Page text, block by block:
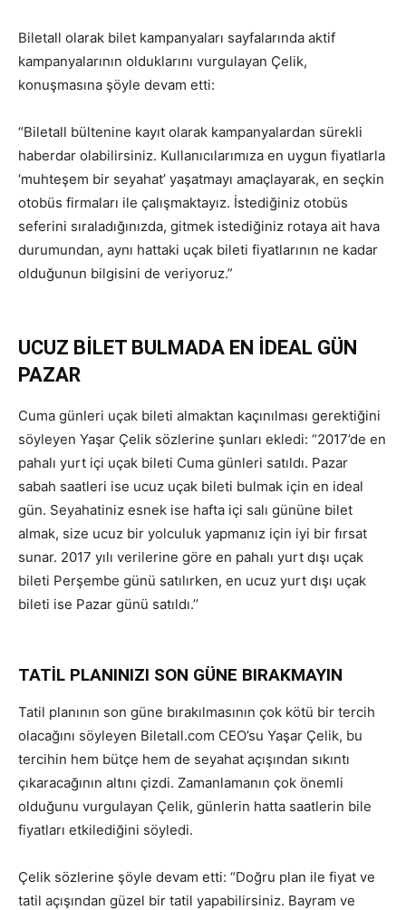
Biletall olarak bilet kampanyaları sayfalarında aktif
kampanyalarının olduklarını vurgulayan Çelik,
konuşmasına şöyle devam etti:
“Biletall bültenine kayıt olarak kampanyalardan sürekli
haberdar olabilirsiniz. Kullanıcılarımıza en uygun fiyatlarla
‘muhteşem bir seyahat’ yaşatmayı amaçlayarak, en seçkin
otobüs firmaları ile çalışmaktayız. İstediğiniz otobüs
seferini sıraladığınızda, gitmek istediğiniz rotaya ait hava
durumundan, aynı hattaki uçak bileti fiyatlarının ne kadar
olduğunun bilgisini de veriyoruz.”
UCUZ BİLET BULMADA EN İDEAL GÜN
PAZAR
Cuma günleri uçak bileti almaktan kaçınılması gerektiğini
söyleyen Yaşar Çelik sözlerine şunları ekledi: “2017’de en
pahalı yurt içi uçak bileti Cuma günleri satıldı. Pazar
sabah saatleri ise ucuz uçak bileti bulmak için en ideal
gün. Seyahatiniz esnek ise hafta içi salı gününe bilet
almak, size ucuz bir yolculuk yapmanız için iyi bir fırsat
sunar. 2017 yılı verilerine göre en pahalı yurt dışı uçak
bileti Perşembe günü satılırken, en ucuz yurt dışı uçak
bileti ise Pazar günü satıldı.’’
TATİL PLANINIZI SON GÜNE BIRAKMAYIN
Tatil planının son güne bırakılmasının çok kötü bir tercih
olacağını söyleyen Biletall.com CEO’su Yaşar Çelik, bu
tercihin hem bütçe hem de seyahat açışından sıkıntı
çıkaracağının altını çizdi. Zamanlamanın çok önemli
olduğunu vurgulayan Çelik, günlerin hatta saatlerin bile
fiyatları etkilediğini söyledi.
Çelik sözlerine şöyle devam etti: “Doğru plan ile fiyat ve
tatil açışından güzel bir tatil yapabilirsiniz. Bayram ve